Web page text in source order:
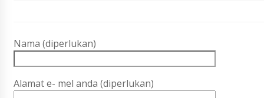
Nama (diperlukan)
Alamat e- mel anda (diperlukan)